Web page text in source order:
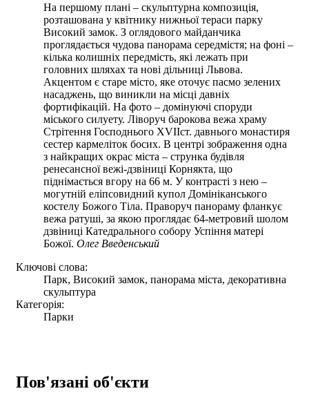
На першому плані – скульптурна композиція,
розташована у квітнику нижньої тераси парку
Високий замок. З оглядового майданчика
проглядається чудова панорама середмістя; на фоні –
кілька колишніх передмість, які лежать при
головних шляхах та нові дільниці Львова.
Акцентом є старе місто, яке оточує пасмо зелених
насаджень, що виникли на місці давніх
фортифікацій. На фото – домінуючі споруди
міського силуету. Ліворуч барокова вежа храму
Стрітення Господнього XVIIст. давнього монастиря
сестер кармеліток босих. В центрі зображення одна
з найкращих окрас міста – струнка будівля
ренесансної вежі-дзвіниці Корнякта, що
піднімається вгору на 66 м. У контрасті з нею –
могутній еліпсовидний купол Домініканського
костелу Божого Тіла. Праворуч панораму фланкує
вежа ратуші, за якою проглядає 64-метровий шолом
дзвіниці Катедрального собору Успіння матері
Божої. Олег Введенський
Ключові слова:
Парк, Високий замок, панорама міста, декоративна
скульптура
Категорія:
Парки
Пов'язані об'єкти